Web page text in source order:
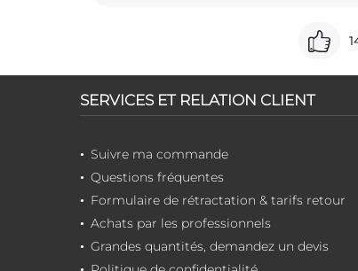
SERVICES ET RELATION CLIENT
Suivre ma commande
Questions fréquentes
Formulaire de rétractation & tarifs retour
Achats par les professionnels
Grandes quantités, demandez un devis